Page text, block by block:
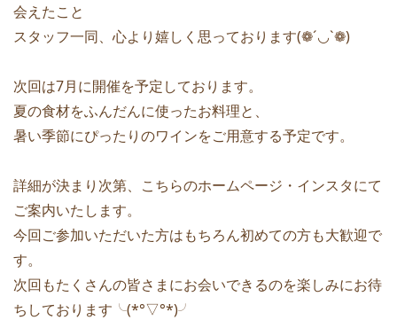
会えたこと
スタッフ一同、心より嬉しく思っております(❁´◡`❁)
次回は7月に開催を予定しております。
夏の食材をふんだんに使ったお料理と、
暑い季節にぴったりのワインをご用意する予定です。
詳細が決まり次第、こちらのホームページ・インスタにて
ご案内いたします。
今回ご参加いただいた方はもちろん初めての方も大歓迎で
す。
次回もたくさんの皆さまにお会いできるのを楽しみにお待
ちしております╰(*°▽°*)╯